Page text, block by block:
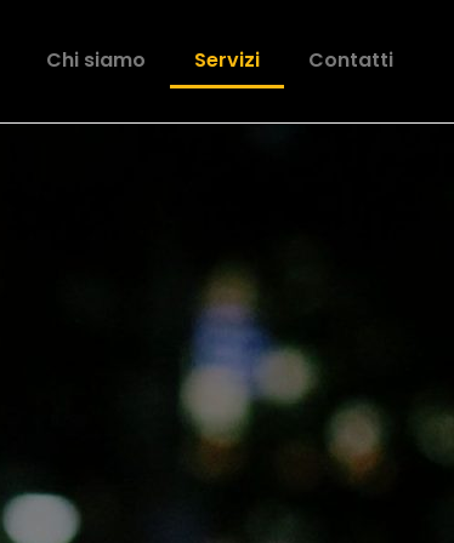
Chi siamo Servizi Contatti